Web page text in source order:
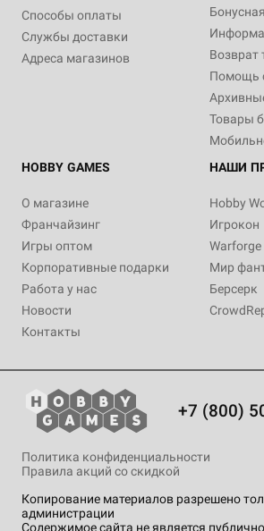
Способы оплаты
Службы доставки
Адреса магазинов
Возврат
Помощь
Товары
HOBBY GAMES
О магазине
Франчайзинг
Игры оптом
Корпоративные подарки
Работа у нас
Новости
Контакты
НАШИ
Hobby
Игрокон
Warforge
Мир
Берсерк
+7 (800)
Копирование материалов разрешено
администрации
Содержимое сайта не является
Политика конфиденциальности
Правила акций со скидкой